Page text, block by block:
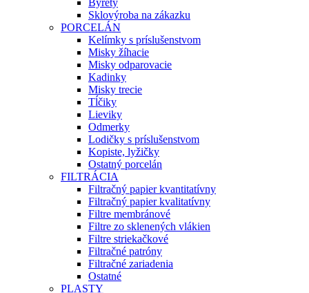
Byrety
Sklovýroba na zákazku
PORCELÁN
Kelímky s príslušenstvom
Misky žíhacie
Misky odparovacie
Kadinky
Misky trecie
Tĺčiky
Lieviky
Odmerky
Lodičky s príslušenstvom
Kopiste, lyžičky
Ostatný porcelán
FILTRÁCIA
Filtračný papier kvantitatívny
Filtračný papier kvalitatívny
Filtre membránové
Filtre zo sklenených vlákien
Filtre striekačkové
Filtračné patróny
Filtračné zariadenia
Ostatné
PLASTY